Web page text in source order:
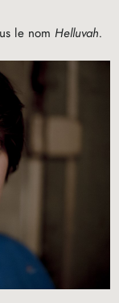
le nomHelluvah.